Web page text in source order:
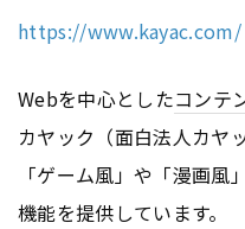
https://www.kayac.com/
Webを中心としたコンテ
カヤック（面白法人カヤ
「ゲーム風」や「漫画
機能を提供しています。